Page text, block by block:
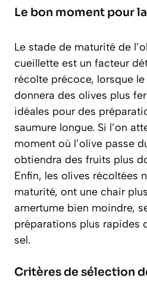
Le bon moment pour
Le stade de maturité de
cueillette est un facteur
récolte précoce, lorsque
donnera des olives plus
idéales pour des
saumure longue. Si l’on
moment où l’olive passe
obtiendra des fruits plus
Enfin, les olives récoltées
maturité, ont une chair
amertume bien moindre,
préparations plus rapides
sel.
Critères de sélection